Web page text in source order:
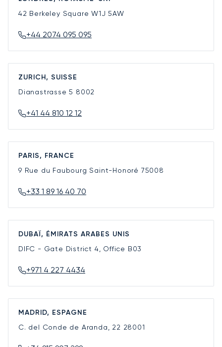
42 Berkeley SquareW1J 5AW
+44 2074 095 095
ZURICH, SUISSE
Dianastrasse 5 8002
+41 44 810 12 12
PARIS, FRANCE
9 Rue du Faubourg Saint-Honoré 75008
+33 1 89 16 40 70
DUBAÏ, ÉMIRATS ARABES UNIS
DIFC - Gate District 4, Office B03
+971 4 227 4434
MADRID, ESPAGNE
C. del Conde de Aranda, 22 28001